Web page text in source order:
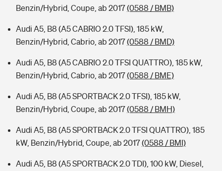
Benzin/Hybrid, Coupe, ab 2017(0588 / BMB)
Audi A5, B8 (A5 CABRIO 2.0 TFSI), 185 kW,
Benzin/Hybrid, Cabrio, ab 2017(0588 / BMD)
Audi A5, B8 (A5 CABRIO 2.0 TFSI QUATTRO), 185 kW,
Benzin/Hybrid, Cabrio, ab 2017(0588 / BME)
Audi A5, B8 (A5 SPORTBACK 2.0 TFSI), 185 kW,
Benzin/Hybrid, Coupe, ab 2017(0588 / BMH)
Audi A5, B8 (A5 SPORTBACK 2.0 TFSI QUATTRO), 185
kW, Benzin/Hybrid, Coupe, ab 2017(0588 / BMI)
Audi A5, B8 (A5 SPORTBACK 2.0 TDI), 100 kW, Diesel,